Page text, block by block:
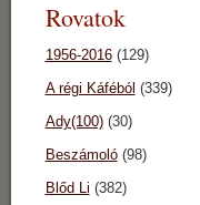
Rovatok
1956-2016(129)
A régi Káféból (339)
Ady(100)(30)
Beszámoló(98)
Blőd Li (382)